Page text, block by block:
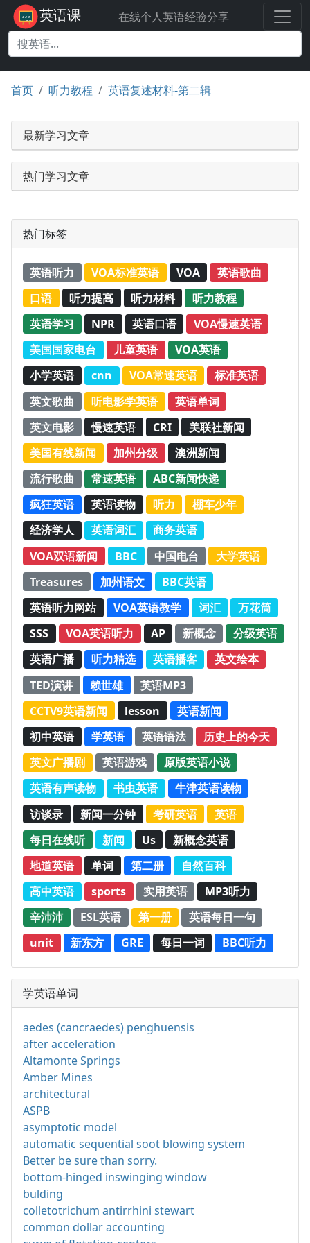
英语课 在线个人英语经验分享
首页 听力教程 英语复述材料-第二辑
最新学习文章
热门学习文章
热门标签
英语听力 VOA标准英语 VOA
英语歌曲
口语
听力提高 听力材料
听力教程
英语学习
NPR 英语口语
VOA慢速英语
美国国家电台
儿童英语
VOA英语
小学英语
cnn VOA常速英语
标准英语
英文歌曲
听电影学英语
英语单词
英文电影
慢速英语 CRI
美联社新闻
美国有线新闻
加州分级
澳洲新闻
流行歌曲
常速英语
ABC新闻快递
疯狂英语
英语读物 听力
棚车少年
经济学人
英语词汇
商务英语
VOA双语新闻
BBC 中国电台
大学英语
Treasures
加州语文
BBC英语
英语听力网站
VOA英语教学 词汇
万花筒
SSS
VOA英语听力 AP 新概念
分级英语
英语广播
听力精选 英语播客
英文绘本
TED演讲
赖世雄
英语MP3
CCTV9英语新闻
lesson
英语新闻
初中英语
学英语 英语语法
历史上的今天
英文广播剧
英语游戏
原版英语小说
英语有声读物
书虫英语
牛津英语读物
访谈录
新闻一分钟 考研英语
英语
每日在线听
新闻 Us
新概念英语
地道英语
单词 第二册
自然百科
高中英语
sports 实用英语
MP3听力
辛沛沛
ESL英语 第一册
英语每日一句
unit
新东方 GRE 每日一词 BBC听力
学英语单词
aedes (cancraedes) penghuensis
after acceleration
Altamonte Springs
Amber Mines
architectural
ASPB
asymptotic model
automatic sequential soot blowing system
Better be sure than sorry.
bottom-hinged inswinging window
bulding
colletotrichum antirrhini stewart
common dollar accounting